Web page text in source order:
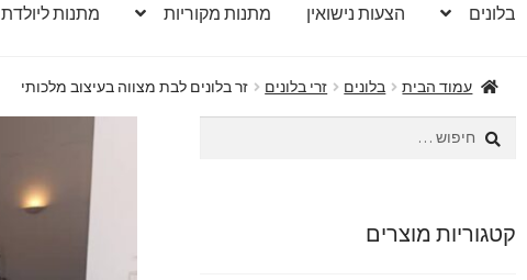
בלונים הצעות נישואין מתנות מקוריות מתנות ליולדת
עמוד הבית בלונים זרי בלונים זר בלונים לבת מצווה בעיצוב מלכותי
חיפוש:
קטגוריות מוצרים